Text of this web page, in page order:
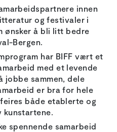
innen
og festivaler i
ønsker å bli litt bedre
Bergen.
har BIFF vært et
med et levende
jobbe sammen, dele
er bra for hele
både etablerte og
kunstartene.
spennende samarbeid